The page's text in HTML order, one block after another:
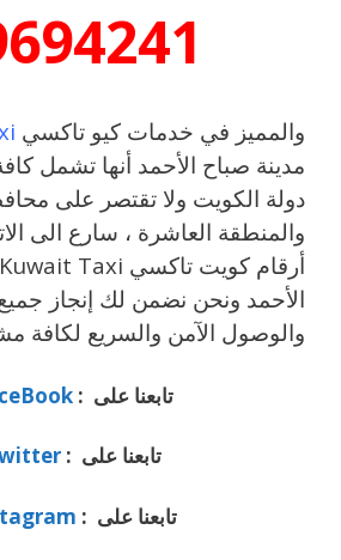
والمميز في خدمات كيو تاكسي
مدينة صباح الأحمد أنها تشمل
دولة الكويت ولا تقتصر على
والمنطقة العاشرة ، سارع الى
الأحمد ونحن نضمن لك إنجاز
والوصول الآمن والسريع لكافة
تابعنا على :
تابعنا على :
تابعنا على :